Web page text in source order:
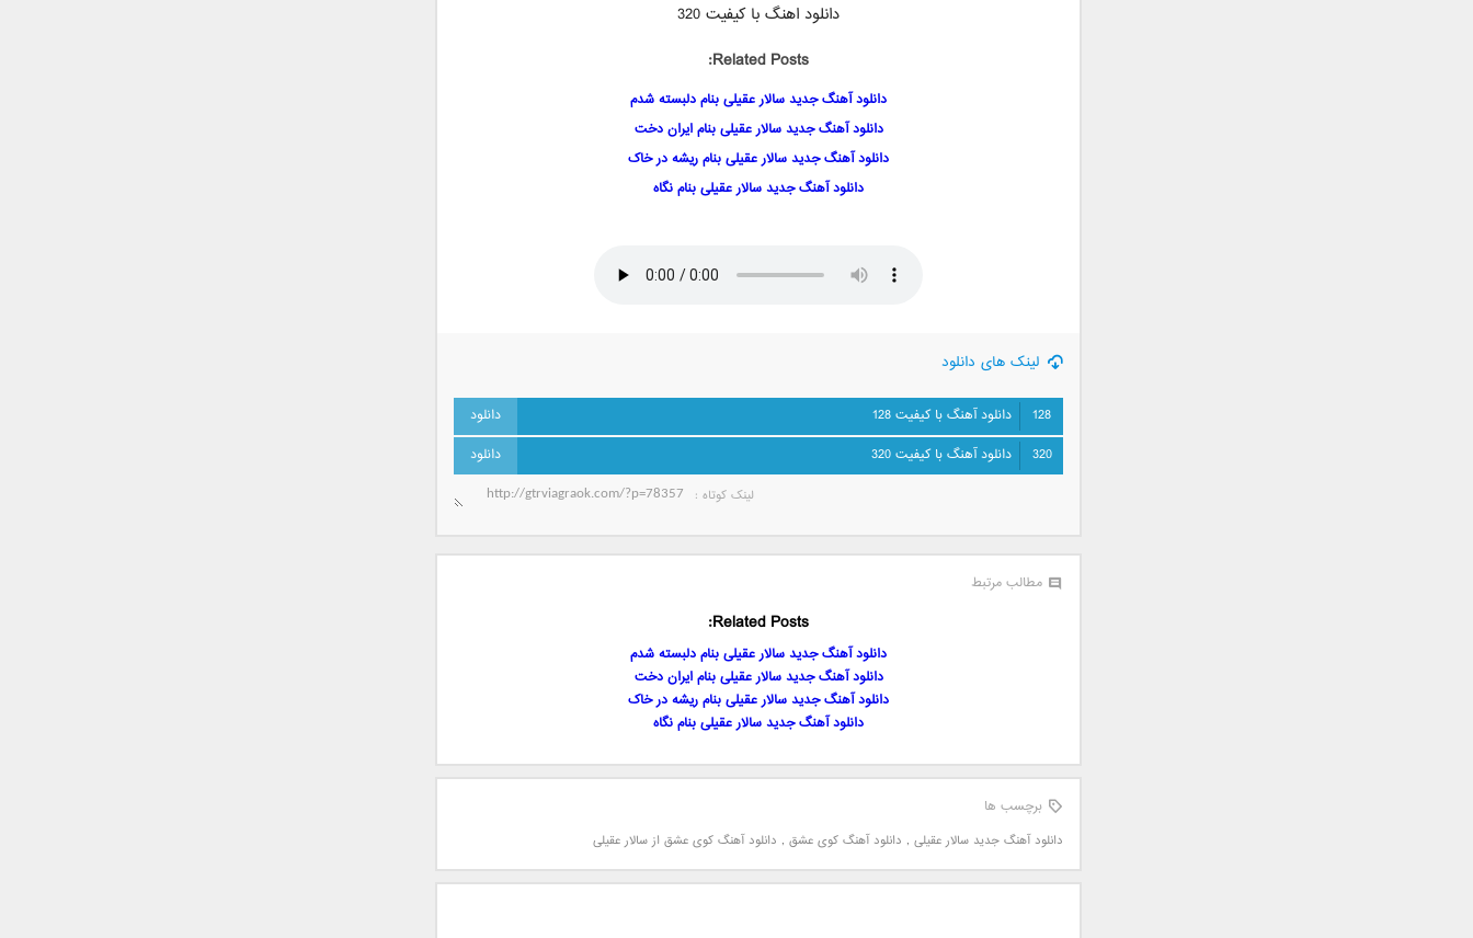
دانلود اهنگ با کیفیت 320
Related Posts:
دانلود آهنگ جدید سالار عقیلی بنام دلبسته شدم
دانلود آهنگ جدید سالار عقیلی بنام ایران دخت
دانلود آهنگ جدید سالار عقیلی بنام ریشه در خاک
دانلود آهنگ جدید سالار عقیلی بنام نگاه
لینک های دانلود
128
دانلود آهنگ با کیفیت 128
320
دانلود آهنگ با کیفیت 320
لینک کوتاه‌ :
مطالب مرتبط
Related Posts:
دانلود آهنگ جدید سالار عقیلی بنام دلبسته شدم
دانلود آهنگ جدید سالار عقیلی بنام ایران دخت
دانلود آهنگ جدید سالار عقیلی بنام ریشه در خاک
دانلود آهنگ جدید سالار عقیلی بنام نگاه
برچسب ها
دانلود آهنگ جدید سالار عقیلی , دانلود آهنگ کوی عشق , دانلود آهنگ کوی عشق از سالار عقیلی